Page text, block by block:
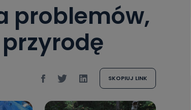
problemów,
SKOPIUJ LINK